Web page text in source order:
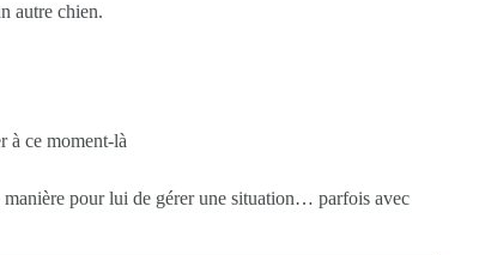
autre chien.
à ce moment-là
manière pour lui de gérer une situation… parfois avec